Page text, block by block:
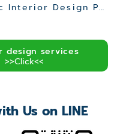
Other Clinic Interior Design Project>>
design services
>>Click<<
Us on LINE